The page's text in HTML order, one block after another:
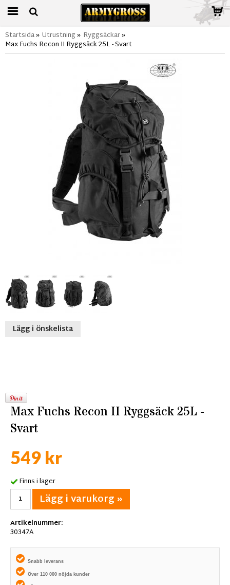
Startsida» Utrustning» Ryggsäckar»
Max Fuchs Recon II Ryggsäck 25L - Svart
Lägg i önskelista
Max Fuchs Recon II Ryggsäck 25L -
Svart
549 kr
Finns i lager
Lägg i varukorg »
Artikelnummer:
30347A
Snabb leverans
Över 110 000 nöjda kunder